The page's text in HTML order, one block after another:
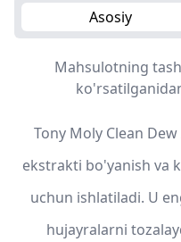
Asosiy
Mahsulotning
Tony Moly Clean
ekstrakti bo'yanish va
uchun ishlatiladi. U
hujayralarni